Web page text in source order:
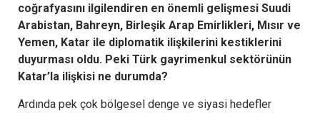
coğrafyasını ilgilendiren en önemli gelişmesi Suudi
Arabistan, Bahreyn, Birleşik Arap Emirlikleri, Mısır ve
Yemen, Katar ile diplomatik ilişkilerini kestiklerini
duyurması oldu. Peki Türk gayrimenkul sektörünün
Katar’la ilişkisi ne durumda?
Ardında pek çok bölgesel denge ve siyasi hedefler